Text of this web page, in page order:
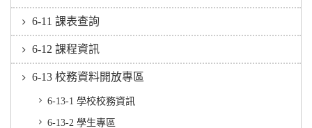
6-11 課表查詢
6-12 課程資訊
6-13 校務資料開放專區
6-13-1 學校校務資訊
6-13-2 學生專區